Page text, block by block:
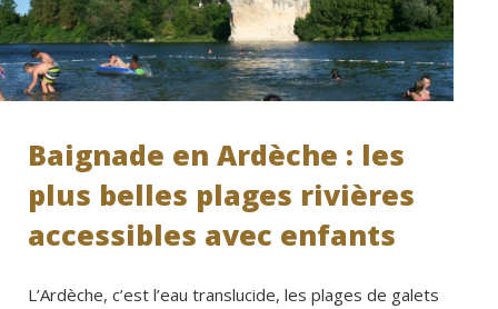
Baignade en Ardèche : les
plus belles plages rivières
accessibles avec enfants
L’Ardèche, c’est l’eau translucide, les plages de galets